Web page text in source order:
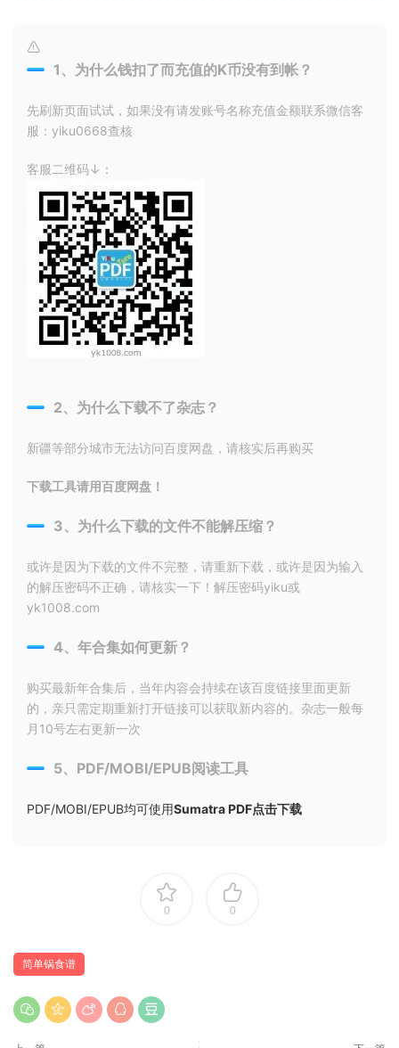
1、为什么钱扣了而充值的K币没有到帐？
先刷新页面试试，如果没有请发账号名称充值金额联系微信客
服：yiku0668查核
客服二维码↓：
2、为什么下载不了杂志？
新疆等部分城市无法访问百度网盘，请核实后再购买
下载工具请用百度网盘！
3、为什么下载的文件不能解压缩？
或许是因为下载的文件不完整，请重新下载，或许是因为输入
的解压密码不正确，请核实一下！解压密码yiku或
yk1008.com
4、年合集如何更新？
购买最新年合集后，当年内容会持续在该百度链接里面更新
的，亲只需定期重新打开链接可以获取新内容的。杂志一般每
月10号左右更新一次
5、PDF/MOBI/EPUB阅读工具
PDF/MOBI/EPUB均可使用Sumatra PDF点击下载
0 0
简单锅食谱